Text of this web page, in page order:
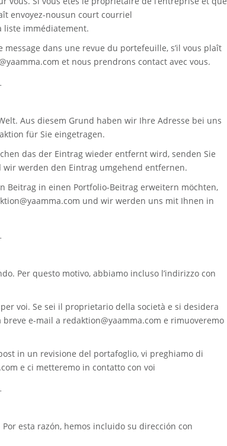
envoyez-nousun court courriel
liste immédiatement.
dans une revue du portefeuille, s’il vous plaît
et nous prendrons contact avec vous.
Aus diesem Grund haben wir Ihre Adresse bei uns
für Sie eingetragen.
das der Eintrag wieder entfernt wird, senden Sie
wir werden den Eintrag umgehend entfernen.
Beitrag in einen Portfolio-Beitrag erweitern möchten,
und wir werden uns mit Ihnen in
Per questo motivo, abbiamo incluso l’indirizzo con
voi. Se sei il proprietario della società e si desidera
breve e-mail a redaktion@yaamma.com e rimuoveremo
in un revisione del portafoglio, vi preghiamo di
e ci metteremo in contatto con voi
esta razón, hemos incluido su dirección con